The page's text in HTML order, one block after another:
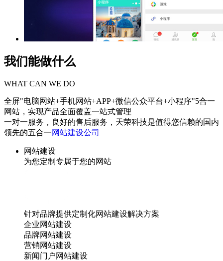
我们能做什么
WHAT CAN WE DO
全屏"电脑网站+手机网站+APP+微信公众平台+小程序"5合一
网站，实现产品全面覆盖一站式管理
一对一服务，良好的售后服务，天荣科技是值得您信赖的国内
领先的五合一网站建设公司
网站建设
为您定制专属于您的网站
针对品牌提供定制化网站建设解决方案
企业网站建设
品牌网站建设
营销网站建设
新闻门户网站建设